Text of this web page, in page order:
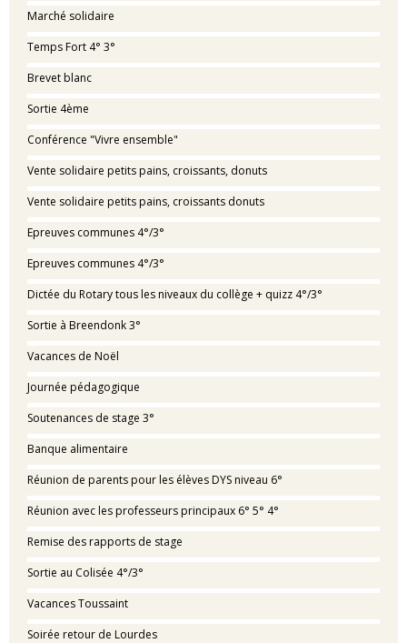
Marché solidaire
Temps Fort 4° 3°
Brevet blanc
Sortie 4ème
Conférence "Vivre ensemble"
Vente solidaire petits pains, croissants, donuts
Vente solidaire petits pains, croissants donuts
Epreuves communes 4°/3°
Epreuves communes 4°/3°
Dictée du Rotary tous les niveaux du collège + quizz 4°/3°
Sortie à Breendonk 3°
Vacances de Noël
Journée pédagogique
Soutenances de stage 3°
Banque alimentaire
Réunion de parents pour les élèves DYS niveau 6°
Réunion avec les professeurs principaux 6° 5° 4°
Remise des rapports de stage
Sortie au Colisée 4°/3°
Vacances Toussaint
Soirée retour de Lourdes